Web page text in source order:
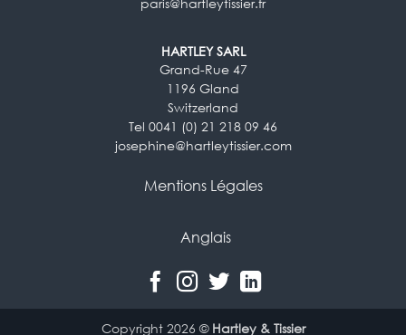
paris@hartleytissier.fr
HARTLEY SARL
Grand-Rue 47
1196 Gland
Switzerland
Tel 0041 (0) 21 218 09 46
josephine@hartleytissier.com
Mentions Légales
Anglais
Copyright 2026 © Hartley & Tissier